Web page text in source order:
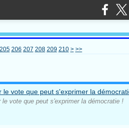
205 206 207 208 209 210 220
230
240
250
260
270
280
290
300
400
> >>
vote que peut s'exprimer la démocratie !